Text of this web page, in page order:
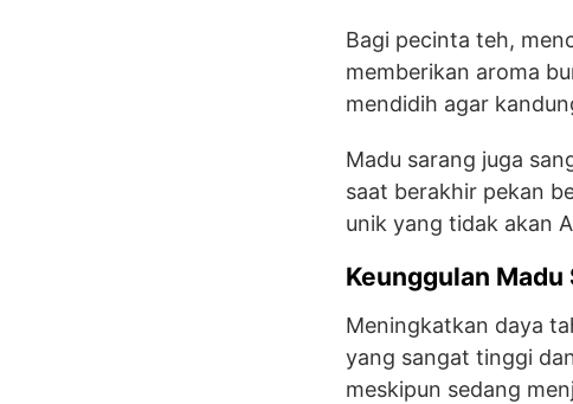
Bagi pecinta teh,
memberikan aroma
mendidih agar
Madu sarang juga
saat berakhir pekan
unik yang tidak akan
Keunggulan
Meningkatkan daya
yang sangat tinggi
meskipun sedang